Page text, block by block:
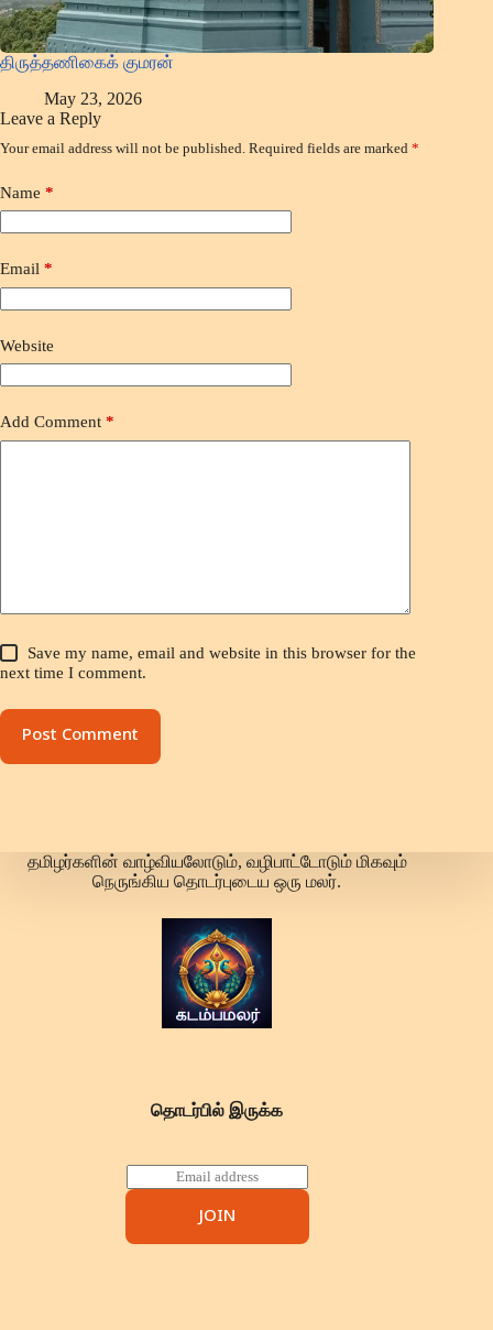
திருத்தணிகைக் குமரன்
May 23, 2026
Leave a Reply
Your email address will not be published. Required fields are marked *
Name *
Email *
Website
Add Comment *
Save my name, email and website in this browser for the
next time I comment.
Post Comment
தமிழர்களின் வாழ்வியலோடும், வழிபாட்டோடும் மிகவும்
நெருங்கிய தொடர்புடைய ஒரு மலர்.
தொடர்பில் இருக்க
m
l
JOIN